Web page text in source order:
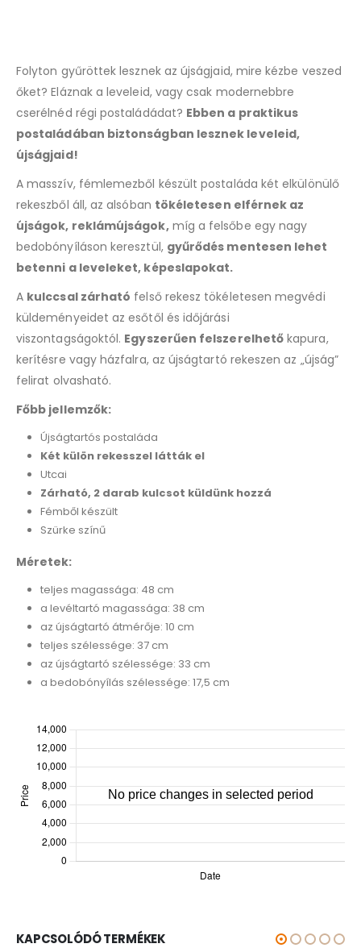
for
this
product
Folyton gyűröttek lesznek az újságjaid, mire kézbe veszed
őket? Eláznak a leveleid, vagy csak modernebbre
cserélnéd régi postaládádat? Ebben a praktikus
postaládában biztonságban lesznek leveleid,
újságjaid!
A masszív, fémlemezből készült postaláda két elkülönülő
rekeszből áll, az alsóban tökéletesen elférnek az
újságok, reklámújságok,míg a felsőbe egy nagy
bedobónyíláson keresztül, gyűrődés mentesen lehet
betenni a leveleket, képeslapokat.
A kulccsal zárható felső rekesz tökéletesen megvédi
küldeményeidet az esőtől és időjárási
viszontagságoktól. Egyszerűen felszerelhető kapura,
kerítésre vagy házfalra, az újságtartó rekeszen az „újság”
felirat olvasható.
Főbb jellemzők:
Újságtartós postaláda
Két külön rekesszel látták el
Utcai
Zárható, 2 darab kulcsot küldünk hozzá
Fémből készült
Szürke színű
Méretek:
teljes magassága: 48 cm
a levéltartó magassága: 38 cm
az újságtartó átmérője: 10 cm
teljes szélessége: 37 cm
az újságtartó szélessége: 33 cm
a bedobónyílás szélessége: 17,5 cm
KAPCSOLÓDÓ TERMÉKEK